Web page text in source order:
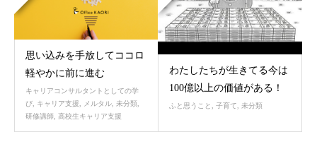
思い込みを手放してココロ
軽やかに前に進む
キャリアコンサルタントとしての学
び
キャリア支援 メルタル 未分類
研修講師
高校生キャリア支援
わたしたちが生きてる今は
100億以上の価値がある！
ふと思うこと, 子育て, 未分類